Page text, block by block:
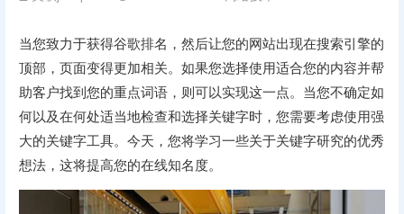
当您致力于获得谷歌排名，然后让您的网站出现在搜索引擎的
顶部，页面变得更加相关。如果您选择使用适合您的内容并帮
助客户找到您的重点词语，则可以实现这一点。当您不确定如
何以及在何处适当地检查和选择关键字时，您需要考虑使用强
大的关键字工具。今天，您将学习一些关于关键字研究的优秀
想法，这将提高您的在线知名度。